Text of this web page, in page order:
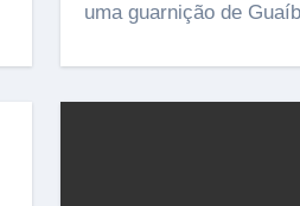
uma guarnição de